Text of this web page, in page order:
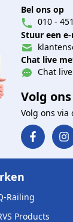
Bel ons op
010 -
Stuur een
Chat live
Chat
Volg ons
Volg ons via
Railing
Products